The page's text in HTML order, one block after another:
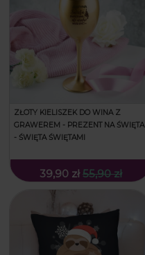
ZŁOTY KIELISZEK DO WINA Z
GRAWEREM - PREZENT NA ŚWIĘTA
- ŚWIĘTA ŚWIĘTAMI
39,90 zł 55,90 zł